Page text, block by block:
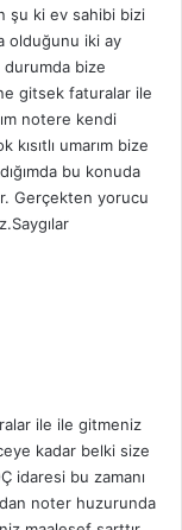
şu ki ev sahibi bizi
olduğunu iki ay
bize
gitsek faturalar ile
notere kendi
kısıtlı umarım bize
bu konuda
Gerçekten yorucu
ile ile gitmeniz
kadar belki size
idaresi bu zamanı
noter huzurunda